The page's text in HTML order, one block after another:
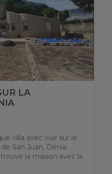
LA
villa avec vue sur le
San Juan, Dénia.
la maison avec la